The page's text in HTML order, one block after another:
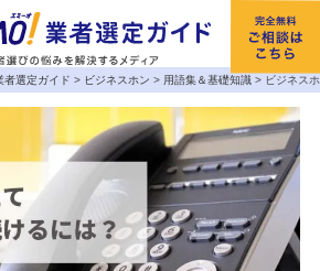
者選定ガイド > ビジネスホン > 用語集＆基礎知識 > ビジネス